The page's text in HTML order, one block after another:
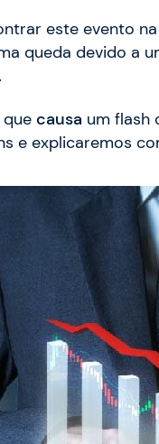
este evento na
queda devido a
causa um flash
e explicaremos